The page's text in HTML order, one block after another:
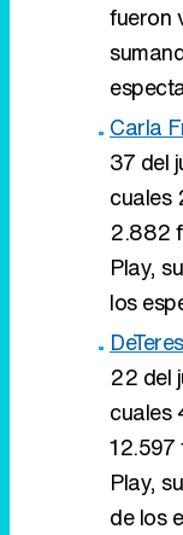
fueron
Carla
37 del
cuales
2.882
Play,
los
22 del
cuales
12.597
Play,
de los